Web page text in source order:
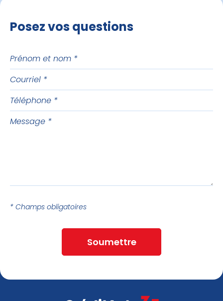
Posez vos questions
Prénom
et
nom
Courriel
Téléphone
Message
* Champs obligatoires
Soumettre